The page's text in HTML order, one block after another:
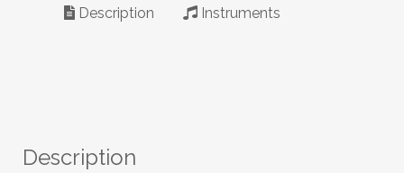
Description Instruments
Description